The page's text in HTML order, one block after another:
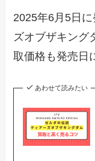
2025年6月5日
ズオブザキング
取価格も発売日
あわせて読みたい